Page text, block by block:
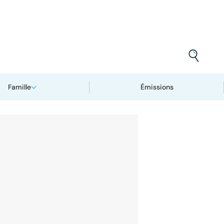
Famille Émissions